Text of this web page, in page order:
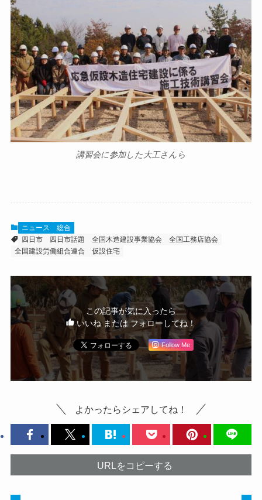
講習会に参加した大工さんら
ニュース
総合
四日市
四日市話題 全国木造建設事業協会
全国工務店協会
全国建設労働組合連合
仮設住宅
この記事が気に入ったら
いいね または フォローしてね！
Follow Me
よかったらシェアしてね！
URLをコピーする